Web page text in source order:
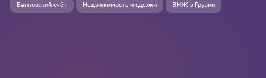
ВНЖ в Грузии
Банковский счёт Недвижимость и сделки